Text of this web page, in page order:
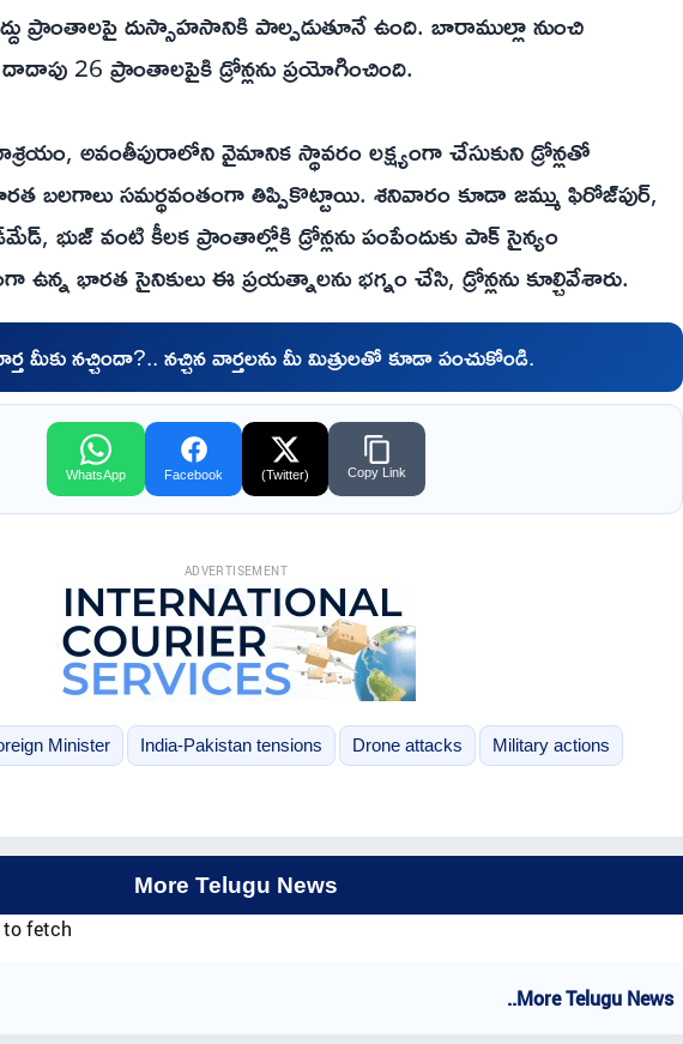
ప్రాంతాలపై దుస్సాహసానికి పాల్పడుతూనే ఉంది. బారాముల్లా నుంచి
26 ప్రాంతాలపైకి డ్రోన్లను ప్రయోగించింది.
అవంతీపురాలోని వైమానిక స్థావరం లక్ష్యంగా చేసుకుని డ్రోన్లతో
సమర్థవంతంగా తిప్పికొట్టాయి. శనివారం కూడా జమ్ము ఫిరోజ్‌పుర్,
భుజ్ వంటి కీలక ప్రాంతాల్లోకి డ్రోన్లను పంపేందుకు పాక్ సైన్యం
ఉన్న భారత సైనికులు ఈ ప్రయత్నాలను భగ్నం చేసి, డ్రోన్లను కూల్చివేశారు.
మీకు నచ్చిందా?.. నచ్చిన వార్తలను మీ మిత్రులతో కూడా పంచుకోండి.
WhatsApp Facebook (Twitter) Copy Link
ADVERTISEMENT
Minister India-Pakistan tensions Drone attacks Military actions
More Telugu News
to fetch
..More Telugu News